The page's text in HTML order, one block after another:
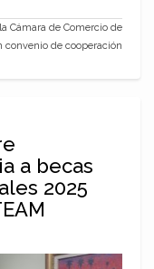
Cámara de Comercio de
convenio de cooperación
a becas
2025